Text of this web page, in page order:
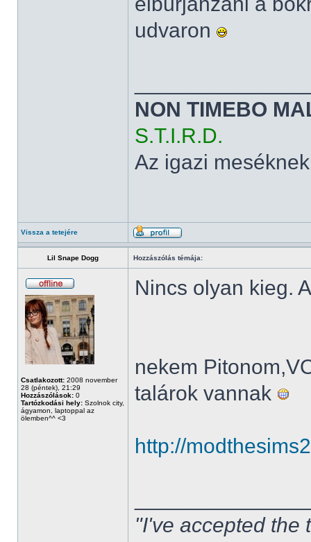
udvaron
NON TIMEBO
S.T.I.R.D.
Az igazi
Vissza a tetejére
Lil Snape Dogg Hozzászólás témája:
Csatlakozott: 2008 november
28 (péntek), 21:29
Hozzászólások: 0
Tartózkodási hely: Szolnok city,
ágyamon, laptoppal az
ölemben^^ <3
Nincs olyan kieg.
nekem
talárok vannak
http://
"I've accepted the